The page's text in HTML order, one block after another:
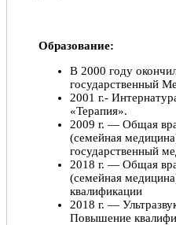
Образование:
В 2000 году
государственный
2001 г.-
«Терапия».
2009 г. — Общая
(семейная
государственный
2018 г. — Общая
(семейная
квалификации
2018 г. —
Повышение